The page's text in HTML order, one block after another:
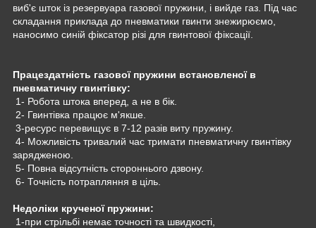
виб'є шток із резервуара газової пружини, і вийде газ. Під час
складання приклада до пневматики гвинти знежирюємо,
наносимо синій фіксатор різі для гвинтової фіксації.
Працездатність газової пружини встановленої в
пневматичну гвинтівку:
1- Робота штока вперед, а не в бік.
2- Гвинтівка працює м'якше.
3-ресурс перевищує в 7-12 разів виту пружину.
4- Можливість тривалий час тримати пневматичну гвинтівку
зарядженою.
5- Повна відсутність стороннього дзвону.
6- Точність потрапляння в ціль.
Недоліки крученої пружини:
1-при стрільбі немає точності та швидкості,